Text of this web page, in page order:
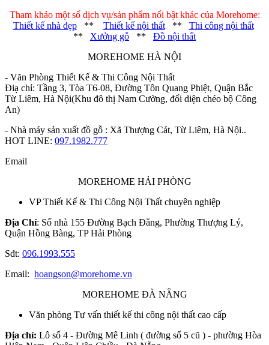
Tham khảo một số dịch vụ/sản phẩm nổi bật khác của Morehome:
Thiết kế nhà đẹp** Thiết kế nội thất** Thi công nội thất
** Xưởng gỗ ** Đồ nội thất
MOREHOME HÀ NỘI
- Văn Phòng Thiết Kế & Thi Công Nội Thất
Điạ chỉ: Tầng 3, Tòa T6-08, Đường Tôn Quang Phiệt, Quận Bắc
Từ Liêm, Hà Nội(Khu đô thị Nam Cường, đối diện chéo bộ Công
An)
- Nhà máy sản xuất đồ gỗ : Xã Thượng Cát, Từ Liêm, Hà Nội..
HOT LINE: 097.1982.777
Email
MOREHOME HẢI PHÒNG
VP Thiết Kế & Thi Công Nội Thất chuyên nghiệp
Địa Chỉ: Số nhà 155 Đường Bạch Đằng, Phường Thượng Lý,
Quận Hồng Bàng, TP Hải Phòng
Sđt: 096.1993.555
Email: hoangson@morehome.vn
MOREHOME ĐÀ NẴNG
Văn phòng Tư vấn thiết kế thi công nội thất cao cấp
Địa chỉ: Lô số 4 - Đường Mê Linh ( đường số 5 cũ ) - phường Hòa